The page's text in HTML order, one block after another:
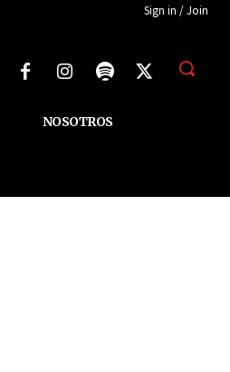
Sign in / Join
NOSOTROS